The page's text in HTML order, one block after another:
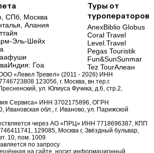
СПб, Москва
Алания
Эль-Шейх
Индия: Гоа
Туры от
туроператоров
AnexBiblio Globus
Coral Travel
Level.Travel
Pegas Touristik
Fun&SunSunmar
Tez TourАлеан
«Левел Тревел» (2011 - 2026) ИНН
123056, г. Москва, вн.тер.г.
ул. Юлиуса Фучика, д.6, стр.2,
Сервиса» ИНН 3702175896, ОГРН
Ивановская обл., г. Иваново, ул. Парижской
через АО «ПРЦ» ИНН 7718696387, КПП
129085, Москва г, Звёздный бульвар,
10, пом. 1009
по запросу
на сайте, носит информационный